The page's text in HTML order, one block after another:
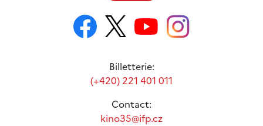
Billetterie:
(+420) 221 401 011
Contact:
kino35@ifp.cz